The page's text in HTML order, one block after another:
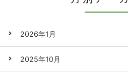
2026年1月
2025年10月